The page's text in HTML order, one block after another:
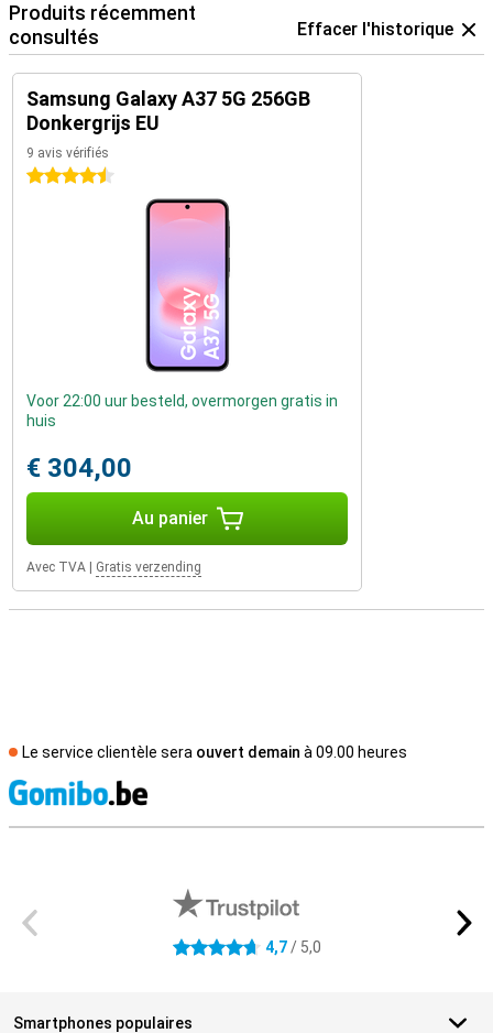
Produits récemment
consultés
Effacer l'historique
Samsung Galaxy A37 5G 256GB
Donkergrijs EU
9 avis vérifiés
4.5 étoiles
Voor 22:00 uur besteld, overmorgen gratis in
huis
€ 304,00
Au panier
Avec TVA Gratis verzending
Le service clientèle sera ouvert demain à 09.00 heures
4.7 étoiles 4,7/ 5,0
Smartphones populaires